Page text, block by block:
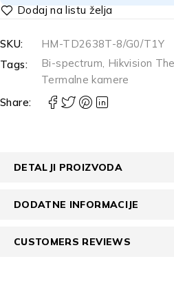
SKU:
HM-TD2638T-8/G0/T1Y
Tags:
Bi-spectrum Hikvision
Termalne kamere
Share:
DETALJI PROIZVODA
DODATNE INFORMACIJE
CUSTOMERS REVIEWS